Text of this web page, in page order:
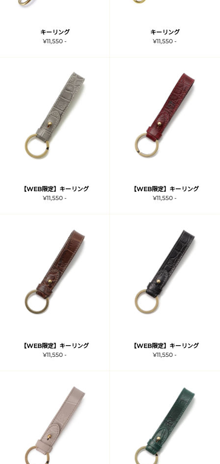
キーリング
¥11,550 -
キーリング
¥11,550 -
【WEB限定】キーリング
¥11,550 -
【WEB限定】キーリング
¥11,550 -
【WEB限定】キーリング
¥11,550 -
【WEB限定】キーリング
¥11,550 -